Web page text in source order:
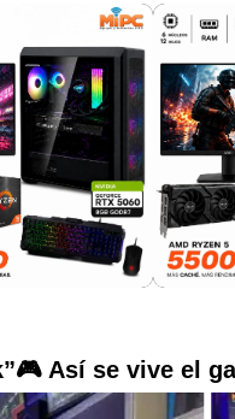
Así se vive el